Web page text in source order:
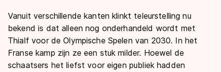
Langebaan
Shorttrack
Inlineskaten
Uitslagen
Langebaan
Shorttrack
Marathon
Tijden & historie
Ranglijsten Langebaan
Vanuit verschillende kanten klinkt teleurstelling nu
bekend is dat alleen nog onderhandeld wordt met
Thialf voor de Olympische Spelen van 2030. In het
Franse kamp zijn ze een stuk milder. Hoewel de
schaatsers het liefst voor eigen publiek hadden